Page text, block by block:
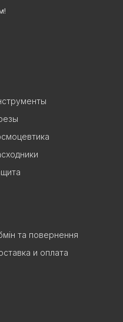
та повернення
и оплата